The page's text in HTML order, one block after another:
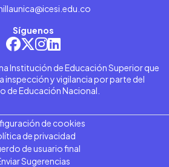
Síguenos
Institución de Educación Superior que
inspección y vigilancia por parte del
de Educación Nacional.
de cookies
de privacidad
de usuario final
Sugerencias